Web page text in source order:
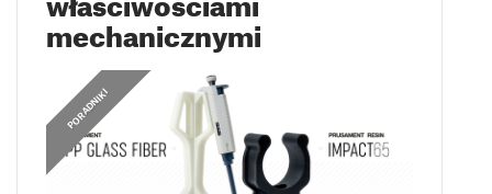
mechanicznymi
PORADNIKI